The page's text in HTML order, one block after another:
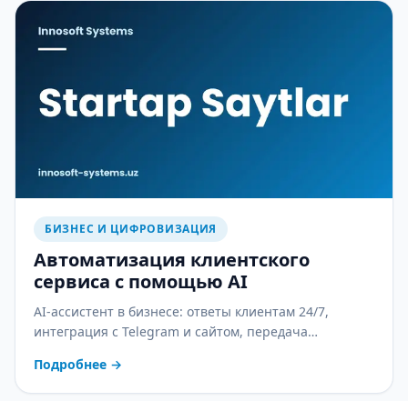
БИЗНЕС И ЦИФРОВИЗАЦИЯ
Автоматизация клиентского
сервиса с помощью AI
AI-ассистент в бизнесе: ответы клиентам 24/7,
интеграция с Telegram и сайтом, передача
планом внедрения.
Подробнее →